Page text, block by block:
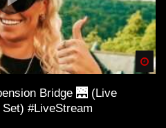
Bridge 🌉 (Live
#LiveStream